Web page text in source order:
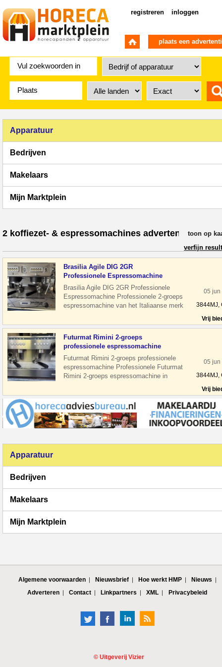
registreren inloggen
plaats een
Apparatuur
Bedrijven
Makelaars
Mijn Marktplein
2 koffiezet- & espressomachines advertenties
verfijn
toon op
Brasilia Agile DIG 2GR
Professionele Espressomachine
Brasilia Agile DIG 2GR Professionele
Espressomachine Professionele 2-groeps
espressomachine van het Italiaanse merk
05 jun
3844MJ,
Vrij
Futurmat Rimini 2-groeps
professionele espressomachine
Futurmat Rimini 2-groeps professionele
espressomachine Professionele Futurmat
Rimini 2-groeps espressomachine in
05 jun
3844MJ,
Vrij
Apparatuur
Bedrijven
Makelaars
Mijn Marktplein
Algemene voorwaarden Nieuwsbrief Hoe werkt HMP
Nieuws
Adverteren
Contact Linkpartners XML Privacybeleid
© Uitgeverij Vizier